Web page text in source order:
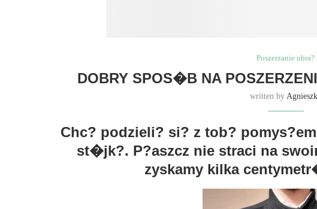
Poszerzanie ubra?
DOBRY SPOS�B NA
written by
Chc? podzieli? si? z tob?
st�jk?. P?aszcz nie straci na
zyskamy kilka